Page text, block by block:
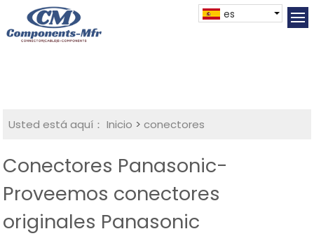
es
Usted está aquí： Inicio >conectores
Conectores Panasonic-
Proveemos conectores
originales Panasonic